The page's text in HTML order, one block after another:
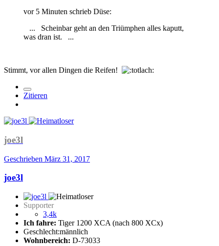
vor 5 Minuten schrieb Düse:
... Scheinbar geht an den Triümphen alles kaputt,
was dran ist. ...
Stimmt, vor allen Dingen die Reifen!
Zitieren
joe3l
Geschrieben März 31, 2017
joe3l
Supporter
3,4k
Ich fahre: Tiger 1200 XCA (nach 800 XCx)
Geschlecht:männlich
Wohnbereich: D-73033